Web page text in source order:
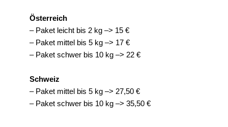
Österreich
– Paket leicht bis 2 kg –> 15 €
– Paket mittel bis 5 kg –> 17 €
– Paket schwer bis 10 kg –> 22 €
Schweiz
– Paket mittel bis 5 kg –> 27,50 €
– Paket schwer bis 10 kg –> 35,50 €